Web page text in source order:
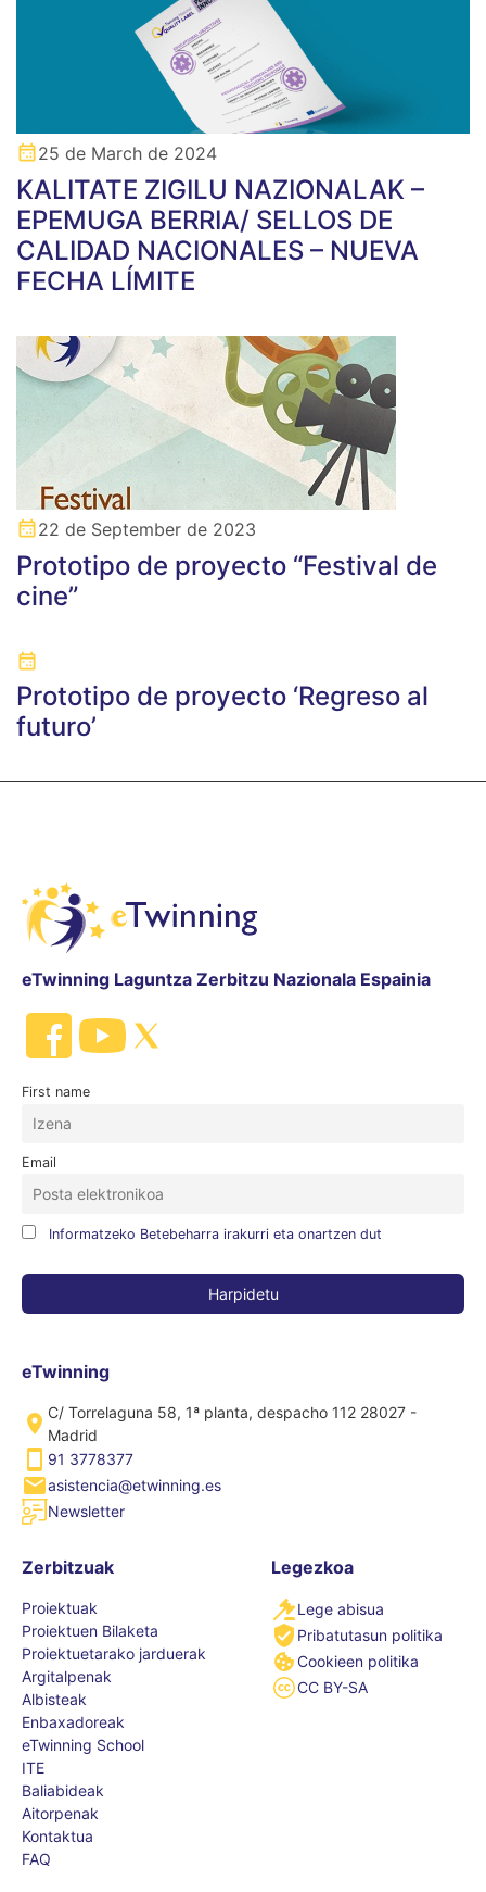
25 de March de 2024
KALITATE ZIGILU NAZIONALAK –
EPEMUGA BERRIA/ SELLOS DE
CALIDAD NACIONALES – NUEVA
FECHA LÍMITE
22 de September de 2023
Prototipo de proyecto “Festival de
cine”
Prototipo de proyecto ‘Regreso al
futuro’
eTwinning Laguntza Zerbitzu Nazionala Espainia
First name
Email
Informatzeko Betebeharra irakurri eta onartzen dut
eTwinning
C/ Torrelaguna 58, 1ª planta, despacho 112 28027 -
Madrid
91 3778377
asistencia@etwinning.es
Newsletter
Zerbitzuak
Proiektuak
Proiektuen Bilaketa
Proiektuetarako jarduerak
Argitalpenak
Albisteak
Enbaxadoreak
eTwinning School
ITE
Baliabideak
Aitorpenak
Kontaktua
FAQ
Legezkoa
Lege abisua
Pribatutasun politika
Cookieen politika
CC BY-SA